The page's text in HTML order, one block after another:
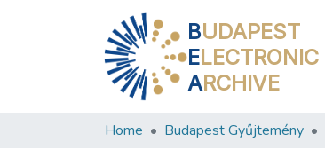
BUDAPEST
ELECTRONIC
ARCHIVE
Home Budapest Gyűjtemény